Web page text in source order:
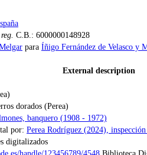
reg. C.B.: 6000000148928
para Íñigo Fernández de Velasco y
External description
dorados (Perea)
banquero (1908 - 1972)
por: Perea Rodríguez (2024),
digitalizados